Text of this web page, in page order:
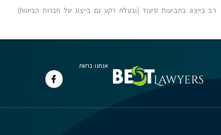
רב בייצוג בתביעות סיעוד (ובעלת רקע גם בייצוג של חברות הביטוח)
אנחנו ברשת